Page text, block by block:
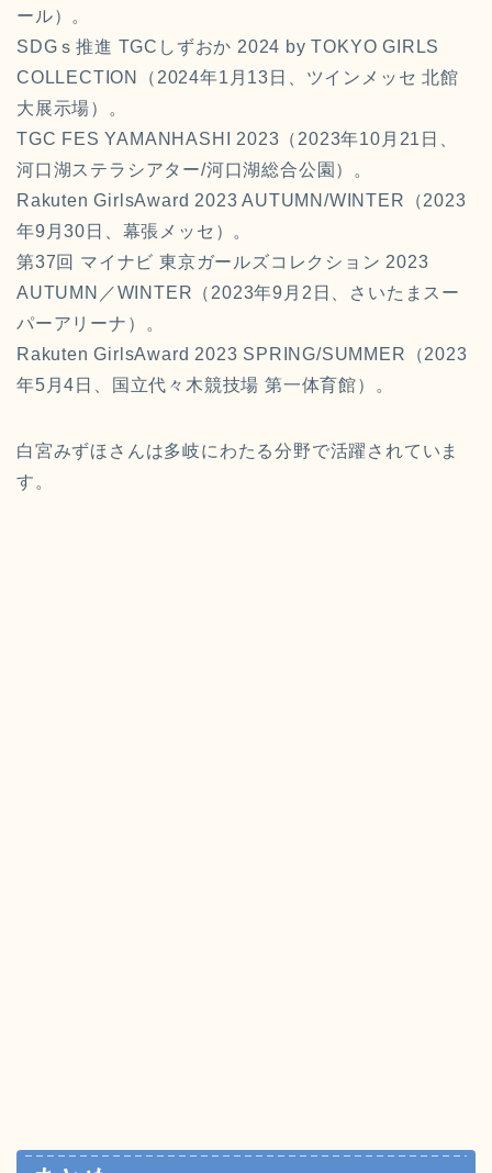
ール）。
SDGｓ推進 TGCしずおか 2024 by TOKYO GIRLS
COLLECTION（2024年1月13日、ツインメッセ 北館
大展示場）。
TGC FES YAMANHASHI 2023（2023年10月21日、
河口湖ステラシアター/河口湖総合公園）。
Rakuten GirlsAward 2023 AUTUMN/WINTER（2023
年9月30日、幕張メッセ）。
第37回 マイナビ 東京ガールズコレクション 2023
AUTUMN／WINTER（2023年9月2日、さいたまスー
パーアリーナ）。
Rakuten GirlsAward 2023 SPRING/SUMMER（2023
年5月4日、国立代々木競技場 第一体育館）。
白宮みずほさんは多岐にわたる分野で活躍されていま
す。